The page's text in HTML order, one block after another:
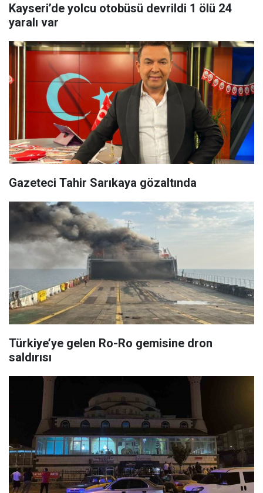
Kayseri’de yolcu otobüsü devrildi 1 ölü 24
yaralı var
Gazeteci Tahir Sarıkaya gözaltında
Türkiye’ye gelen Ro-Ro gemisine dron
saldırısı